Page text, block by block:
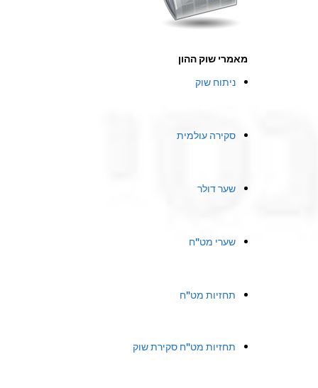
מאמרי שוק ההון
ניתוח שוק
סקירה עולמית
שער דולר
שערי מט"ח
תחזיות מט"ח
תחזיות מט"ח סקירת שוק